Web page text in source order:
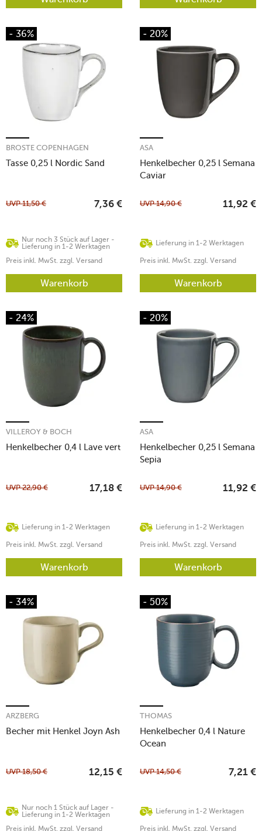
- 36%
Tasse 0,25 l Nordic Sand
BROSTE COPENHAGEN
Nur noch 3 Stück auf Lager -
Lieferung in 1-2 Werktagen
UVP11,50 € 7,36 €
Preis inkl. MwSt. zzgl. Versand
Warenkorb
- 20%
Henkelbecher 0,25 l Semana
Caviar
ASA
Lieferung in 1-2 Werktagen
UVP14,90 € 11,92 €
Preis inkl. MwSt. zzgl. Versand
Warenkorb
- 24%
Henkelbecher 0,4 l Lave vert
VILLEROY & BOCH
Lieferung in 1-2 Werktagen
UVP22,90 € 17,18 €
Preis inkl. MwSt. zzgl. Versand
Warenkorb
- 20%
Henkelbecher 0,25 l Semana
Sepia
ASA
Lieferung in 1-2 Werktagen
UVP14,90 € 11,92 €
Preis inkl. MwSt. zzgl. Versand
Warenkorb
- 34%
Becher mit Henkel Joyn Ash
ARZBERG
Nur noch 1 Stück auf Lager -
Lieferung in 1-2 Werktagen
UVP18,50 € 12,15 €
Preis inkl. MwSt. zzgl. Versand
- 50%
Henkelbecher 0,4 l Nature
Ocean
THOMAS
Lieferung in 1-2 Werktagen
UVP14,50 € 7,21 €
Preis inkl. MwSt. zzgl. Versand